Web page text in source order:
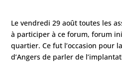
Le vendredi 29 août toutes les
à participer à ce forum, forum
quartier. Ce fut l’occasion pour
d’Angers de parler de